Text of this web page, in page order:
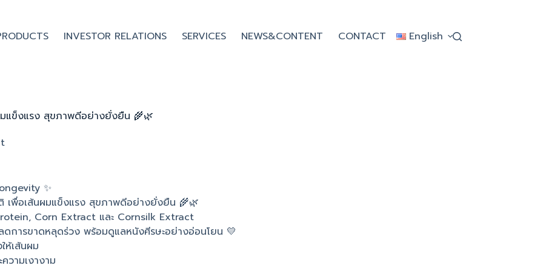
INVESTOR RELATIONS SERVICES NEWS&CONTENT CONTACT English
แข็งแรง สุขภาพดีอย่างยั่งยืน 🌾🌿
✨
เพื่อเส้นผมแข็งแรง สุขภาพดีอย่างยั่งยืน 🌾🌿
Corn Extract และ Cornsilk Extract
การขาดหลุดร่วง พร้อมดูแลหนังศีรษะอย่างอ่อนโยน 💛
ห้เส้นผม
วามเงางาม